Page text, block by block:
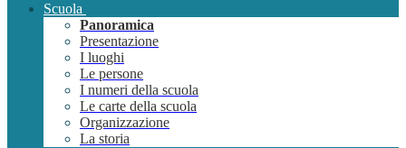
Scuola
Panoramica
Presentazione
I luoghi
Le persone
I numeri della scuola
Le carte della scuola
Organizzazione
La storia